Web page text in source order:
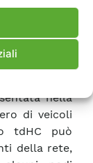
carica,
tra HC
nella
di veicoli
tdHC può
della rete,